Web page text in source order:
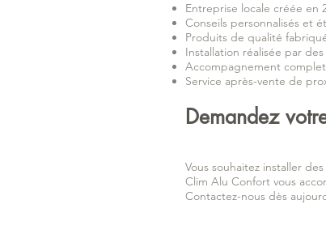
Entreprise locale créée en
Conseils personnalisés et
Produits de qualité
Installation réalisée par
Accompagnement
Service après-vente de
Demandez
Vous souhaitez installer
Clim Alu Confort vous
Contactez-nous dès